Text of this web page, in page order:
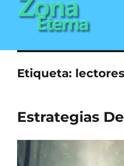
Zona Eterna
Etiqueta: lectores
Estrategias